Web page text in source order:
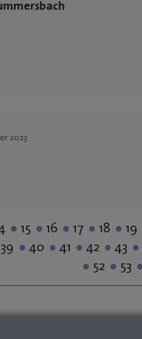
2023
15 16 17 18 19
39 40 41 42 43
52
53